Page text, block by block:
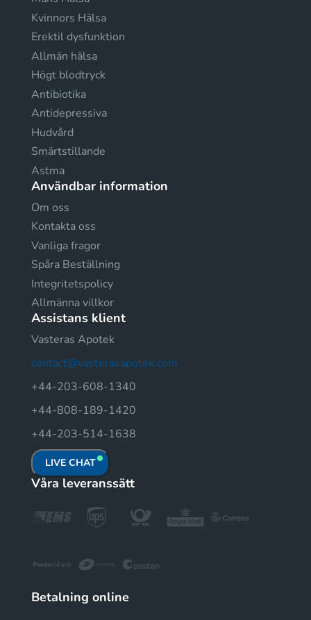
Kvinnors Hälsa
Erektil dysfunktion
Allmän hälsa
Högt blodtryck
Antibiotika
Antidepressiva
Hudvård
Smärtstillande
Astma
Användbar information
Om oss
Kontakta oss
Vanliga fragor
Spåra Beställning
Integritetspolicy
Allmänna villkor
Assistans klient
Vasteras Apotek
contact@vasterasapotek.com
+44-203-608-1340
+44-808-189-1420
+44-203-514-1638
LIVE CHAT
Våra leveranssätt
Betalning online